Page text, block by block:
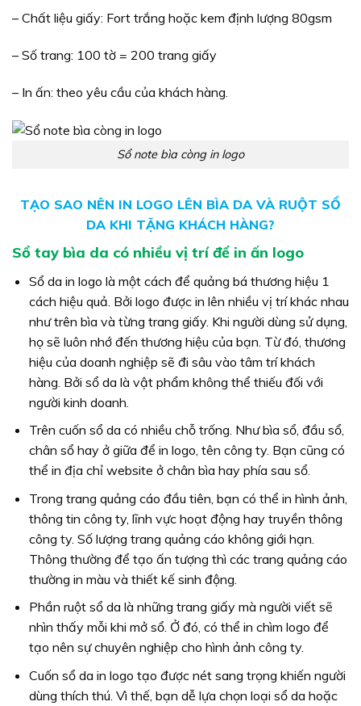
– Chất liệu giấy: Fort trắng hoặc kem định lượng 80gsm
– Số trang: 100 tờ = 200 trang giấy
– In ấn: theo yêu cầu của khách hàng.
Sổ note bìa còng in logo
TẠO SAO NÊN IN LOGO LÊN BÌA DA VÀ RUỘT SỔ
DA KHI TẶNG KHÁCH HÀNG?
Sổ tay bìa da có nhiều vị trí để in ấn logo
Sổ da in logo là một cách để quảng bá thương hiệu 1
cách hiệu quả. Bởi logo được in lên nhiều vị trí khác nhau
như trên bìa và từng trang giấy. Khi người dùng sử dụng,
họ sẽ luôn nhớ đến thương hiệu của bạn. Từ đó, thương
hiệu của doanh nghiệp sẽ đi sâu vào tâm trí khách
hàng. Bởi sổ da là vật phẩm không thể thiếu đối với
người kinh doanh.
Trên cuốn sổ da có nhiều chỗ trống. Như bìa sổ, đầu sổ,
chân sổ hay ở giữa để in logo, tên công ty. Bạn cũng có
thể in địa chỉ website ở chân bìa hay phía sau sổ.
Trong trang quảng cáo đầu tiên, bạn có thể in hình ảnh,
thông tin công ty, lĩnh vực hoạt động hay truyền thông
công ty. Số lượng trang quảng cáo không giới hạn.
Thông thường để tạo ấn tượng thì các trang quảng cáo
thường in màu và thiết kế sinh động.
Phần ruột sổ da là những trang giấy mà người viết sẽ
nhìn thấy mỗi khi mở sổ. Ở đó, có thể in chìm logo để
tạo nên sự chuyên nghiệp cho hình ảnh công ty.
Cuốn sổ da in logo tạo được nét sang trọng khiến người
dùng thích thú. Vì thế, bạn dễ lựa chọn loại sổ da hoặc